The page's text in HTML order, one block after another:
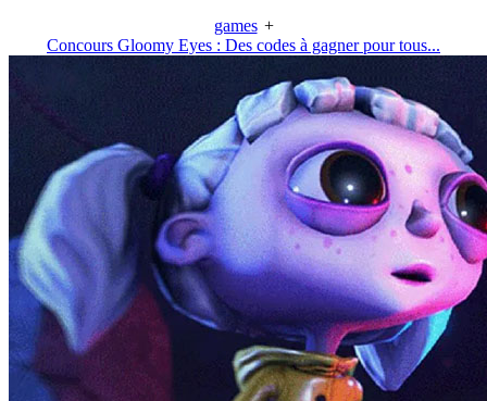
games +
Concours Gloomy Eyes : Des codes à gagner pour tous...